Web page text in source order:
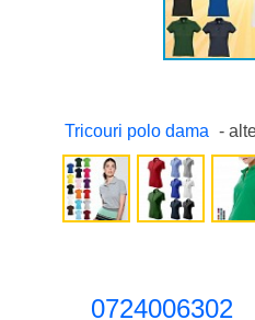
Tricouri polo dama -
0724006302